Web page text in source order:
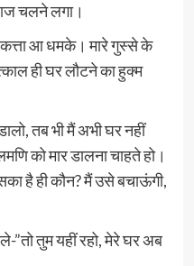
चलने लगा।
आ धमके। मारे गुस्से के
ही घर लौटने का हुक्म
तब भी मैं अभी घर नहीं
को मार डालना चाहते हो।
है ही कौन? मैं उसे बचाऊंगी,
”तो तुम यहीं रहो, मेरे घर अब